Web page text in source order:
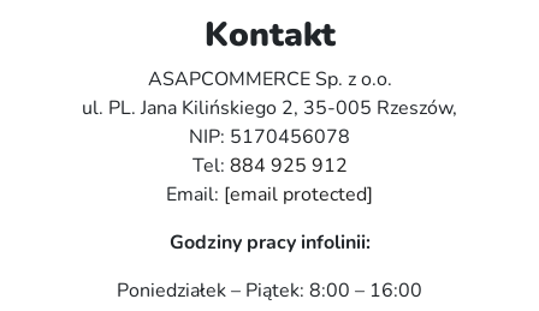
Kontakt
ASAPCOMMERCE Sp. z o.o.
ul. PL. Jana Kilińskiego 2, 35-005 Rzeszów,
NIP: 5170456078
Tel: 884 925 912
Email: [email protected]
Godziny pracy infolinii:
Poniedziałek – Piątek: 8:00 – 16:00